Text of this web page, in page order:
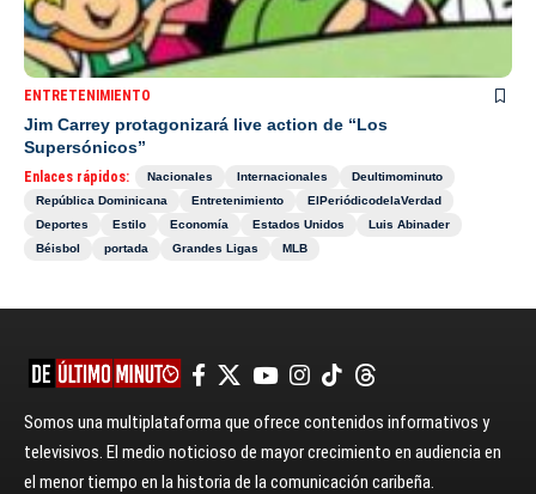
ENTRETENIMIENTO
Jim Carrey protagonizará live action de “Los
Supersónicos”
Enlaces rápidos: Nacionales Internacionales
Deultimominuto
República Dominicana
Entretenimiento
ElPeriódicodelaVerdad
Deportes
Estilo Economía Estados Unidos
Luis Abinader
Béisbol
portada Grandes Ligas MLB
Somos una multiplataforma que ofrece contenidos informativos y
televisivos. El medio noticioso de mayor crecimiento en audiencia en
el menor tiempo en la historia de la comunicación caribeña.